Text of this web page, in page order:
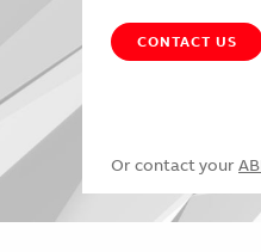
CONTACT US
Or contact your